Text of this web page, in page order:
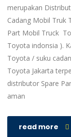
merupakan
Cadang Mobil Truk
Part Mobil Truck
Toyota indonsia ).
Toyota / suku
Toyota Jakarta
distributor Spare
aman
read more